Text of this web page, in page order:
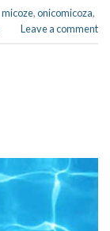
micoze,onicomicoza,
Leave a comment